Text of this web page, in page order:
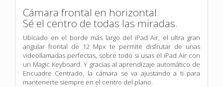
Cámara frontal en horizontal.
Sé el centro de todas las miradas.
Ubicado en el borde más largo del iPad Air, el ultra gran
angular frontal de 12 Mpx te permite disfrutar de unas
videollamadas perfectas, sobre todo si usas el iPad Air con
un Magic Keyboard. Y gracias al aprendizaje automático de
Encuadre Centrado, la cámara se va ajustando a ti para
mantenerte siempre en el centro del plano.